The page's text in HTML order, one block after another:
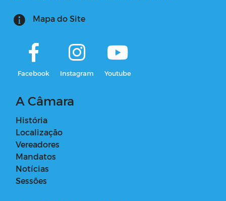
Mapa do Site
Facebook Instagram Youtube
A Câmara
História
Localização
Vereadores
Mandatos
Notícias
Sessões